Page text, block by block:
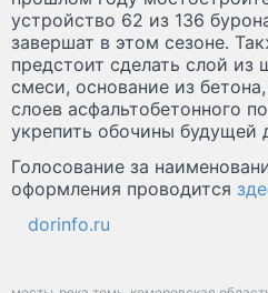
устройство 62 из 136
завершат в этом сезоне.
предстоит сделать слой из
смеси, основание из
слоев асфальтобетонного
укрепить обочины будущей
Голосование за
оформления проводится
dorinfo.ru